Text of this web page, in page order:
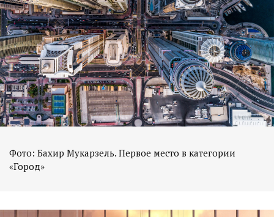
Фото: Бахир Мукарзель. Первое место в категории
«Город»